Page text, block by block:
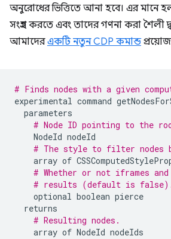
অনুরোধের ভিত্তিতে আনা হবে। এর মানে
সংগ্রহ করতে এবং তাদের গণনা করা শৈলী
আমাদেরএকটি নতুন CDP কমান্ড
# Finds nodes with a given
experimental command
parameters
# Node ID pointing to the
NodeId nodeId
# The style to filter nodes
array of
# Whether or not iframes
# results (default is
optional boolean pierce
returns
# Resulting nodes.
array of NodeId nodeIds